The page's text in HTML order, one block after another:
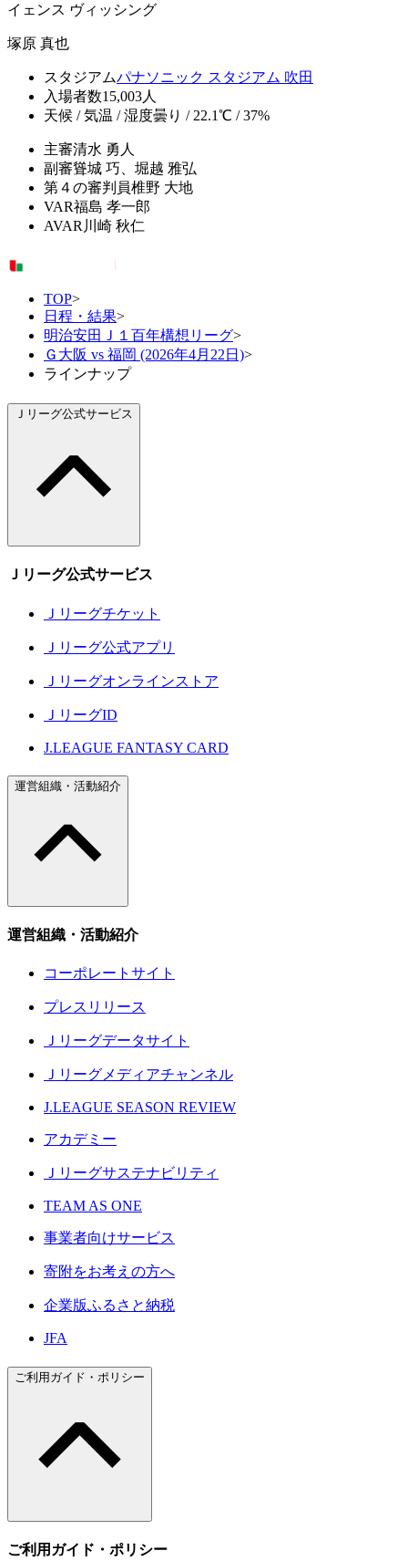
イェンス ヴィッシング
塚原 真也
スタジアムパナソニック スタジアム 吹田
入場者数15,003人
天候 / 気温 / 湿度曇り / 22.1℃ / 37%
主審清水 勇人
副審聳城 巧、堀越 雅弘
第４の審判員椎野 大地
VAR福島 孝一郎
AVAR 川崎 秋仁
TOP>
日程・結果>
明治安田Ｊ１百年構想リーグ>
Ｇ大阪 vs 福岡 (2026年4月22日)>
ラインナップ
Ｊリーグ公式サービス
Ｊリーグ公式サービス
Ｊリーグチケット
Ｊリーグ公式アプリ
Ｊリーグオンラインストア
ＪリーグID
J.LEAGUE FANTASY CARD
運営組織・活動紹介
運営組織・活動紹介
コーポレートサイト
プレスリリース
Ｊリーグデータサイト
Ｊリーグメディアチャンネル
J.LEAGUE SEASON REVIEW
アカデミー
Ｊリーグサステナビリティ
TEAM AS ONE
事業者向けサービス
寄附をお考えの方へ
企業版ふるさと納税
JFA
ご利用ガイド・ポリシー
ご利用ガイド・ポリシー